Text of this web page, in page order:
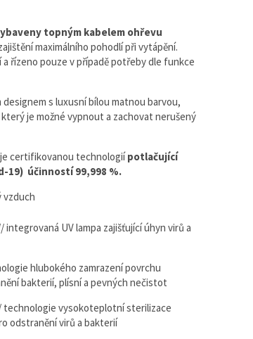
topným kabelem ohřevu
maximálního pohodlí při vytápění.
řízeno pouze v případě potřeby dle funkce
s luxusní bílou matnou barvou,
je možné vypnout a zachovat nerušený
certifikovanou technologiípotlačující
19) účinností 99,998 %.
vzduch
integrovaná UV lampa zajišťující úhyn virů a
hlubokého zamrazení povrchu
bakterií, plísní a pevných nečistot
technologie vysokoteplotní sterilizace
odstranění virů a bakterií